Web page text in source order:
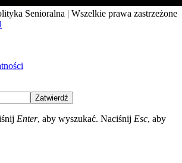
Senioralna | Wszelkie prawa zastrzeżone
Zatwierdź
Enter, aby wyszukać. Naciśnij Esc, aby